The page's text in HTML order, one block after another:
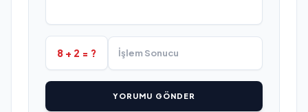
8 + 2 = ?
YORUMU GÖNDER